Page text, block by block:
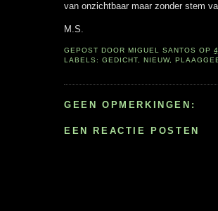
van onzichtbaar maar zonder stem
M.S.
GEPOST DOORMIGUEL SANTOS OP
LABELS:GEDICHT,NIEUW,
GEEN OPMERKINGEN:
EEN REACTIE POSTEN